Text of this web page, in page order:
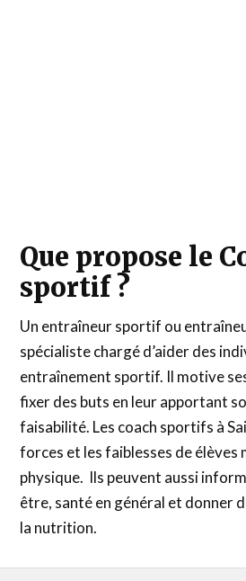
Que propose le
sportif ?
Un entraîneur sportif ou
spécialiste chargé d’aider des
entraînement sportif. Il motive
fixer des buts en leur apportant
faisabilité. Les coach sportifs à
forces et les faiblesses de élèves
physique. Ils peuvent aussi
être, santé en général et donner
la nutrition.